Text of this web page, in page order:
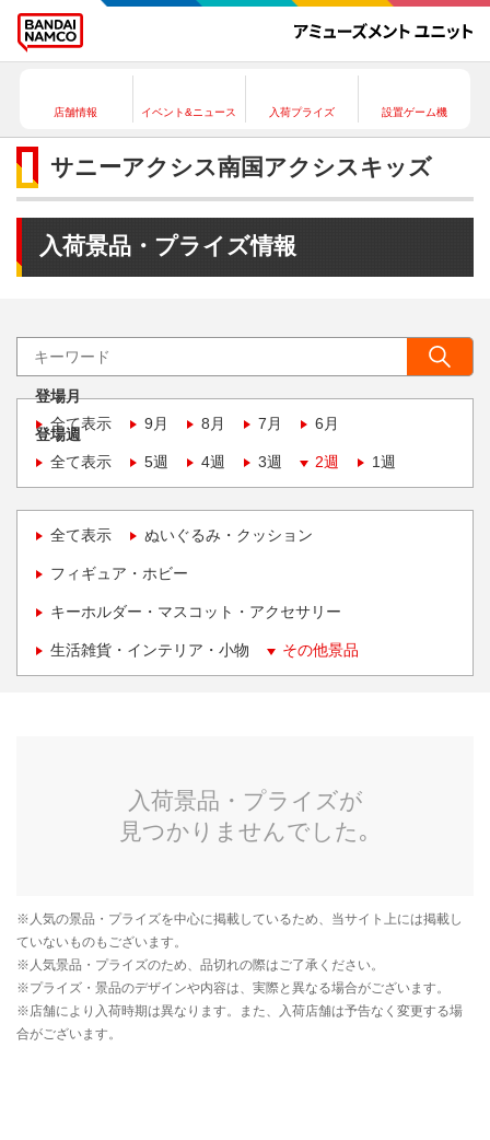
店舗情報 イベント&ニュース 入荷プライズ 設置ゲーム機
サニーアクシス南国アクシスキッズ
入荷景品・プライズ情報
登場月
全て表示
9月 8月 7月 6月
登場週
全て表示
5週 4週 3週 2週 1週
全て表示 ぬいぐるみ・クッション
フィギュア・ホビー
キーホルダー・マスコット・アクセサリー
生活雑貨・インテリア・小物 その他景品